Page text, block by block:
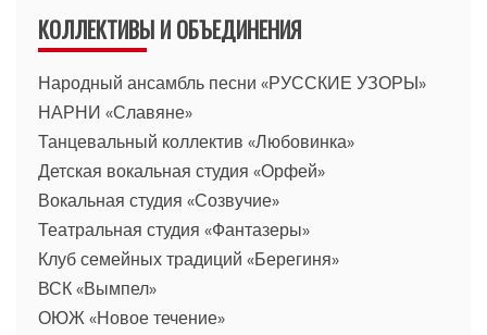
КОЛЛЕКТИВЫ И ОБЪЕДИНЕНИЯ
Народный ансамбль песни «РУССКИЕ УЗОРЫ»
НАРНИ «Славяне»
Танцевальный коллектив «Любовинка»
Детская вокальная студия «Орфей»
Вокальная студия «Созвучие»
Театральная студия «Фантазеры»
Клуб семейных традиций «Берегиня»
ВСК «Вымпел»
ОЮЖ «Новое течение»